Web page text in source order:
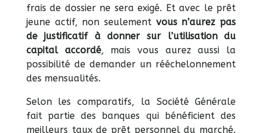
frais de dossier ne sera exigé. Et avec le prêt
jeune actif, non seulement vous n’aurez pas
de justificatif à donner sur l’utilisation du
capital accordé, mais vous aurez aussi la
possibilité de demander un rééchelonnement
des mensualités.
Selon les comparatifs, la Société Générale
fait partie des banques qui bénéficient des
meilleurs taux de prêt personnel du marché.